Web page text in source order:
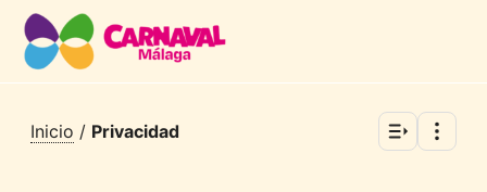
Inicio / Privacidad